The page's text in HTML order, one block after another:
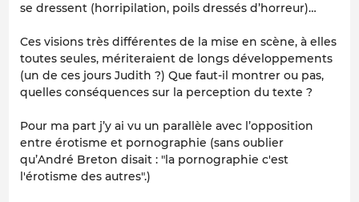
se dressent (horripilation, poils dressés d’horreur)…
Ces visions très différentes de la mise en scène, à elles
toutes seules, mériteraient de longs développements
(un de ces jours Judith ?) Que faut-il montrer ou pas,
quelles conséquences sur la perception du texte ?
Pour ma part j’y ai vu un parallèle avec l’opposition
entre érotisme et pornographie (sans oublier
qu’André Breton disait : "la pornographie c'est
l'érotisme des autres".)